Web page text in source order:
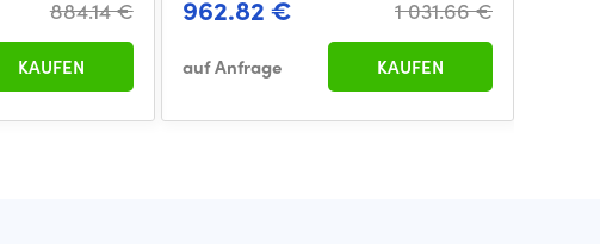
884.14 €
KAUFEN
962.82 € 1 031.66 €
auf Anfrage KAUFEN